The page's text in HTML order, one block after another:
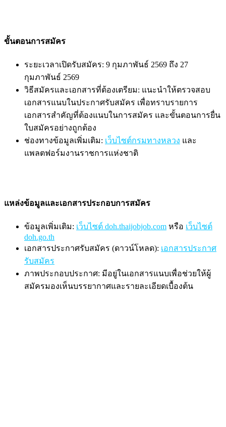
ขั้นตอนการสมัคร
ระยะเวลาเปิดรับสมัคร: 9 กุมภาพันธ์ 2569 ถึง 27
กุมภาพันธ์ 2569
วิธีสมัครและเอกสารที่ต้องเตรียม: แนะนำให้ตรวจสอบ
เอกสารแนบในประกาศรับสมัคร เพื่อทราบรายการ
เอกสารสำคัญที่ต้องแนบในการสมัคร และขั้นตอนการยื่น
ใบสมัครอย่างถูกต้อง
ช่องทางข้อมูลเพิ่มเติม: เว็บไซต์กรมทางหลวง และ
แพลตฟอร์มงานราชการแห่งชาติ
แหล่งข้อมูลและเอกสารประกอบการสมัคร
ข้อมูลเพิ่มเติม: เว็บไซต์ doh.thaijobjob.com หรือ เว็บไซต์
doh.go.th
เอกสารประกาศรับสมัคร (ดาวน์โหลด): เอกสารประกาศ
รับสมัคร
ภาพประกอบประกาศ: มีอยู่ในเอกสารแนบเพื่อช่วยให้ผู้
สมัครมองเห็นบรรยากาศและรายละเอียดเบื้องต้น